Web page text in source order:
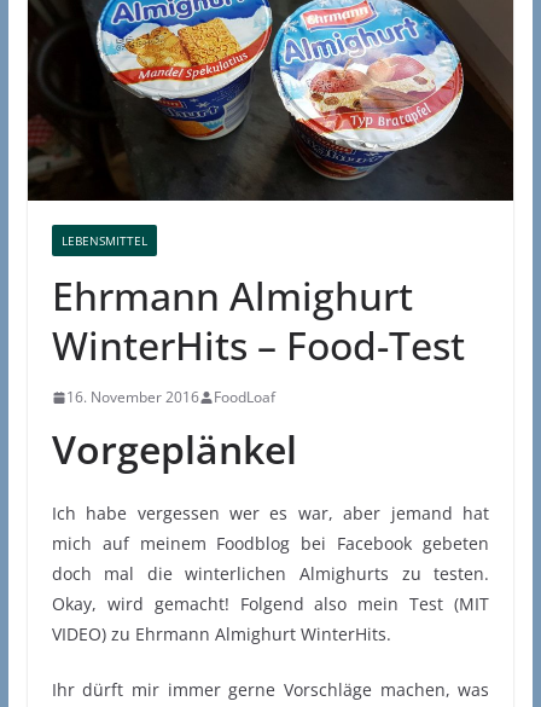
LEBENSMITTEL
Ehrmann Almighurt
WinterHits – Food-Test
16. November 2016 FoodLoaf
Vorgeplänkel
Ich habe vergessen wer es war, aber jemand hat
mich auf meinem Foodblog bei Facebook gebeten
doch mal die winterlichen Almighurts zu testen.
Okay, wird gemacht! Folgend also mein Test (MIT
VIDEO) zu Ehrmann Almighurt WinterHits.
Ihr dürft mir immer gerne Vorschläge machen, was